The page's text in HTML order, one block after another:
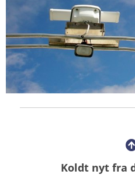
Koldt nyt fra